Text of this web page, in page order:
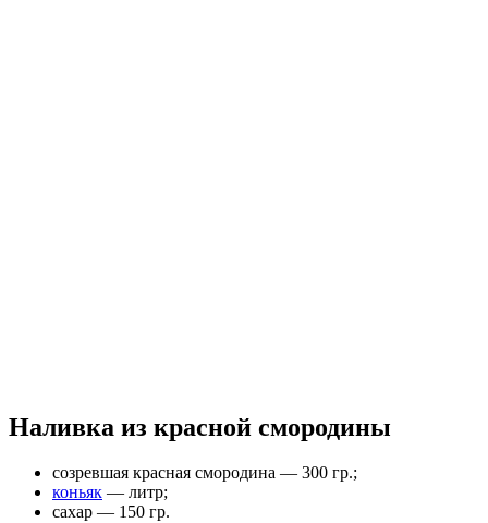
Наливка из красной смородины
созревшая красная смородина — 300 гр.;
коньяк — литр;
сахар — 150 гр.